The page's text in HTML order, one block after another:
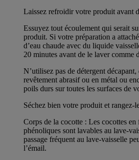
Laissez refroidir votre produit avant
Essuyez tout écoulement qui serait
produit. Si votre préparation a
d’eau chaude avec du liquide
20 minutes avant de le laver comme
N’utilisez pas de détergent décapant,
revêtement abrasif ou en métal ou
poils durs sur toutes les surfaces de
Séchez bien votre produit et rangez-
Corps de la cocotte : Les cocottes en
phénoliques sont lavables au lave-
passage fréquent au lave-vaisselle
l’émail.